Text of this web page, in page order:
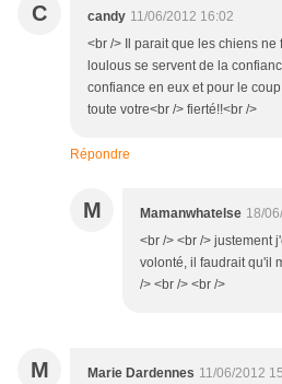
C candy 11/06/2012 16:02
<br /> Il parait que les chiens ne
loulous se servent de la
confiance en eux et pour le
toute votre<br /> fierté!!<br />
Répondre
M Mamanwhatelse 18/
<br /> <br /> justement
volonté, il faudrait qu'il
/> <br /> <br />
M Marie Dardennes 11/06/2012